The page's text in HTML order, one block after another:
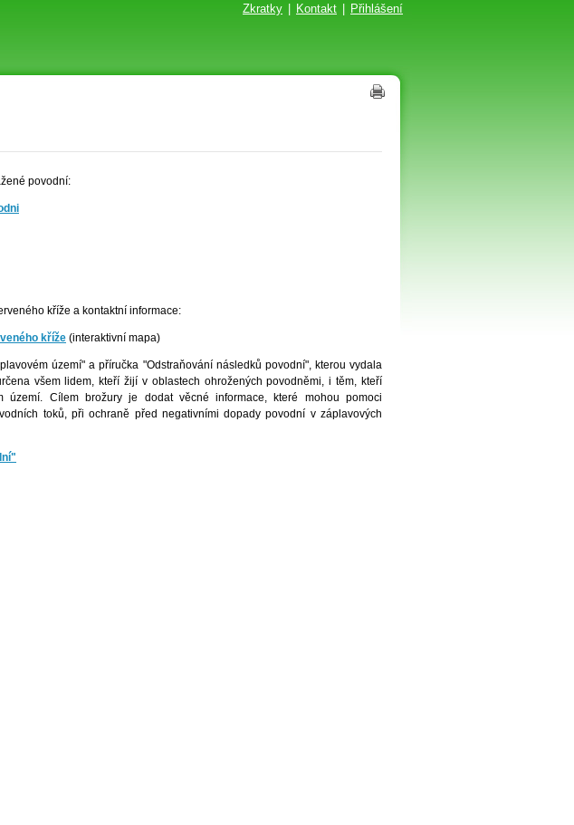
Zkratky Kontakt Přihlášení
povodní:
kříže a kontaktní informace:
kříže (interaktivní mapa)
území" a příručka "Odstraňování následků povodní", kterou vydala
všem lidem, kteří žijí v oblastech ohrožených povodněmi, i těm, kteří
Cílem brožury je dodat věcné informace, které mohou pomoci
toků, při ochraně před negativními dopady povodní v záplavových